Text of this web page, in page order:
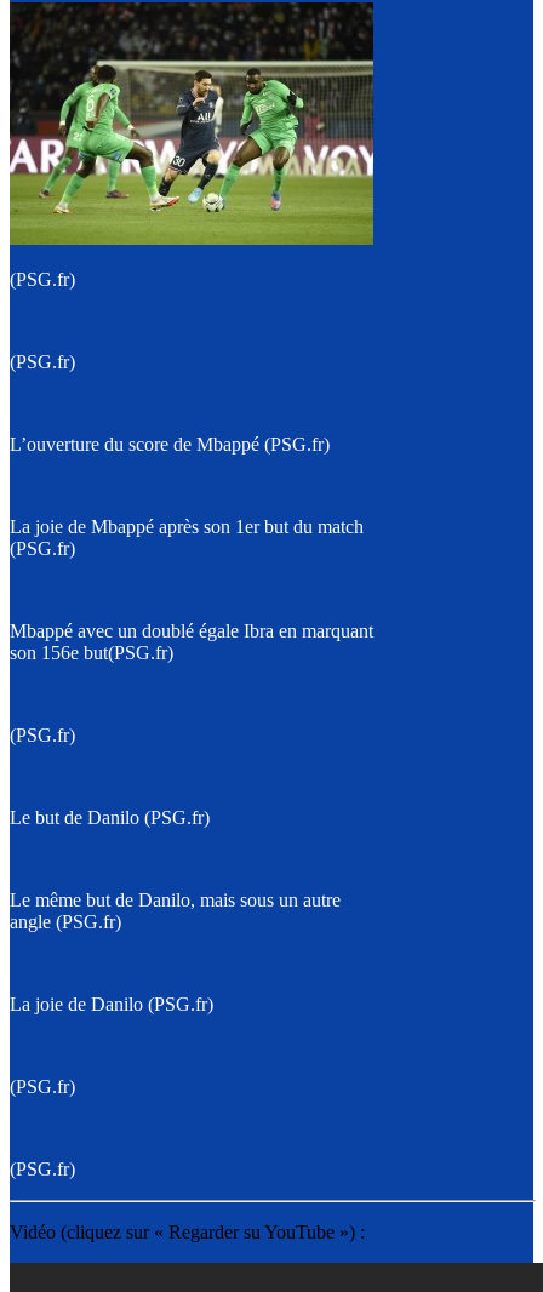
(PSG.fr)
(PSG.fr)
L’ouverture du score de Mbappé (PSG.fr)
La joie de Mbappé après son 1er but du match
(PSG.fr)
Mbappé avec un doublé égale Ibra en marquant
son 156e but(PSG.fr)
(PSG.fr)
Le but de Danilo (PSG.fr)
Le même but de Danilo, mais sous un autre
angle (PSG.fr)
La joie de Danilo (PSG.fr)
(PSG.fr)
(PSG.fr)
Vidéo (cliquez sur « Regarder su YouTube ») :